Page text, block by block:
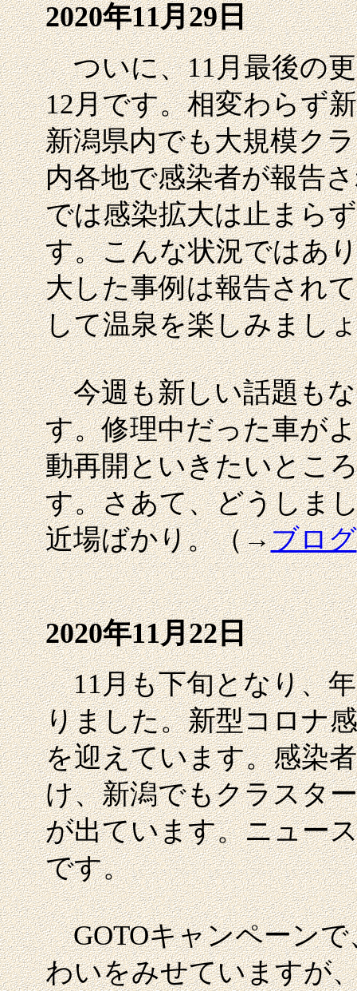
2020年11月29日
ついに、11月最後の更
12月です。相変わらず
新潟県内でも大規模ク
内各地で感染者が報告
では感染拡大は止まら
す。こんな状況ではあ
大した事例は報告され
して温泉を楽しみまし
今週も新しい話題もな
す。修理中だった車が
動再開といきたいとこ
す。さあて、どうしま
近場ばかり。（→ブログ
2020年11月22日
11月も下旬となり、年
りました。新型コロナ
を迎えています。感染
け、新潟でもクラスタ
が出ています。ニュー
です。
GOTOキャンペーンで
わいをみせていますが